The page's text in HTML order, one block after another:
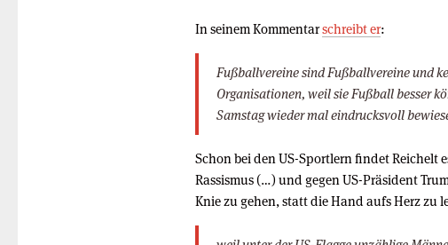
In seinem Kommentarschreibt er:
Fußballvereine sind Fußballvereine und
Organisationen, weil sie Fußball besser
Samstag wieder mal eindrucksvoll
Schon bei den US-Sportlern findet Reichelt
Rassismus (…) und gegen US-Präsident
Knie zu gehen, statt die Hand aufs Herz zu